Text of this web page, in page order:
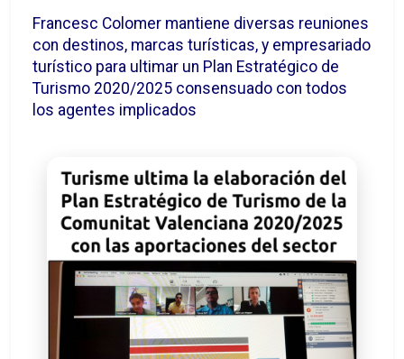
Francesc Colomer mantiene diversas reuniones
con destinos, marcas turísticas, y empresariado
turístico para ultimar un Plan Estratégico de
Turismo 2020/2025 consensuado con todos
los agentes implicados